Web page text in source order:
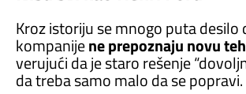
Kroz istoriju se mnogo puta desilo
kompanijene prepoznaju novu
verujući da je staro rešenje
da treba samo malo da se popravi.